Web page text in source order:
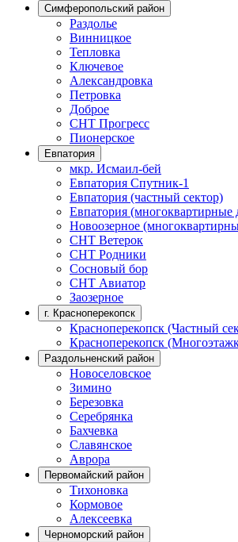
Симферопольский район
Раздолье
Винницкое
Тепловка
Ключевое
Александровка
Петровка
Доброе
СНТ Прогресс
Пионерское
Евпатория
мкр. Исмаил-бей
Евпатория Спутник-1
Евпатория (частный сектор)
Евпатория (многоквартирные
Новоозерное
СНТ Ветерок
СНТ Родники
Сосновый бор
СНТ Авиатор
Заозерное
г. Красноперекопск
Красноперекопск (Частный
Красноперекопск
Раздольненский район
Новоселовское
Зимино
Березовка
Серебрянка
Бахчевка
Славянское
Аврора
Первомайский район
Тихоновка
Кормовое
Алексеевка
Черноморский район